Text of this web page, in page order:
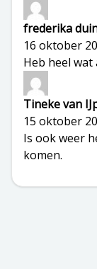
frederika
16 oktober
Heb heel
Tineke van
15 oktober
Is ook weer
komen.